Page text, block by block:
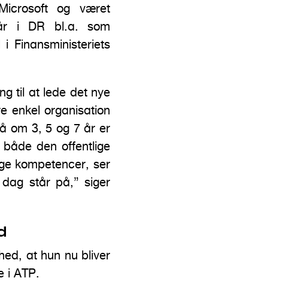
og været
i DR bl.a. som
Finansministeriets
til at lede det nye
enkel organisation
om 3, 5 og 7 år er
den offentlige
kompetencer, ser
står på,” siger
at hun nu bliver
i ATP.